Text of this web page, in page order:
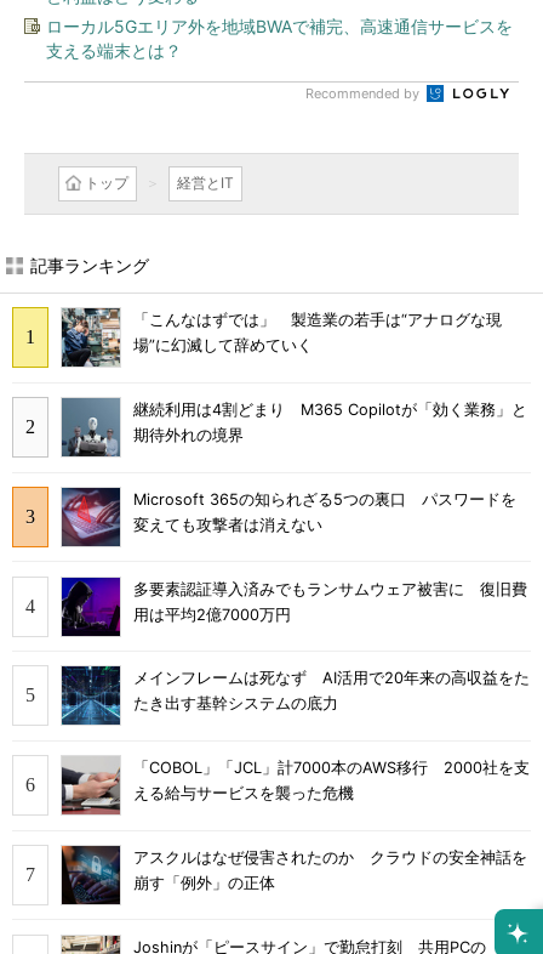
ローカル5Gエリア外を地域BWAで補完、高速通信サービスを
支える端末とは？
Recommended by
トップ 経営とIT
記事ランキング
「こんなはずでは」 製造業の若手は“アナログな現
場”に幻滅して辞めていく
継続利用は4割どまり M365 Copilotが「効く業務」と
期待外れの境界
Microsoft 365の知られざる5つの裏口 パスワードを
変えても攻撃者は消えない
多要素認証導入済みでもランサムウェア被害に 復旧費
用は平均2億7000万円
メインフレームは死なず AI活用で20年来の高収益をた
たき出す基幹システムの底力
「COBOL」「JCL」計7000本のAWS移行 2000社を支
える給与サービスを襲った危機
アスクルはなぜ侵害されたのか クラウドの安全神話を
崩す「例外」の正体
Joshinが「ピースサイン」で勤怠打刻 共用PCの「パ